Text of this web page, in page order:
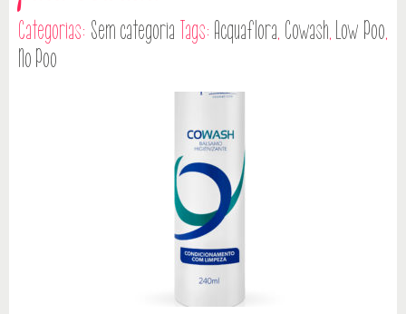
Categorias: Sem categoria Tags: Acquaflora, Cowash, Low Poo,
No Poo